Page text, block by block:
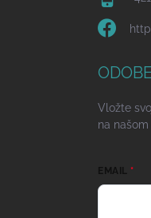
Vložte
na
EMAIL